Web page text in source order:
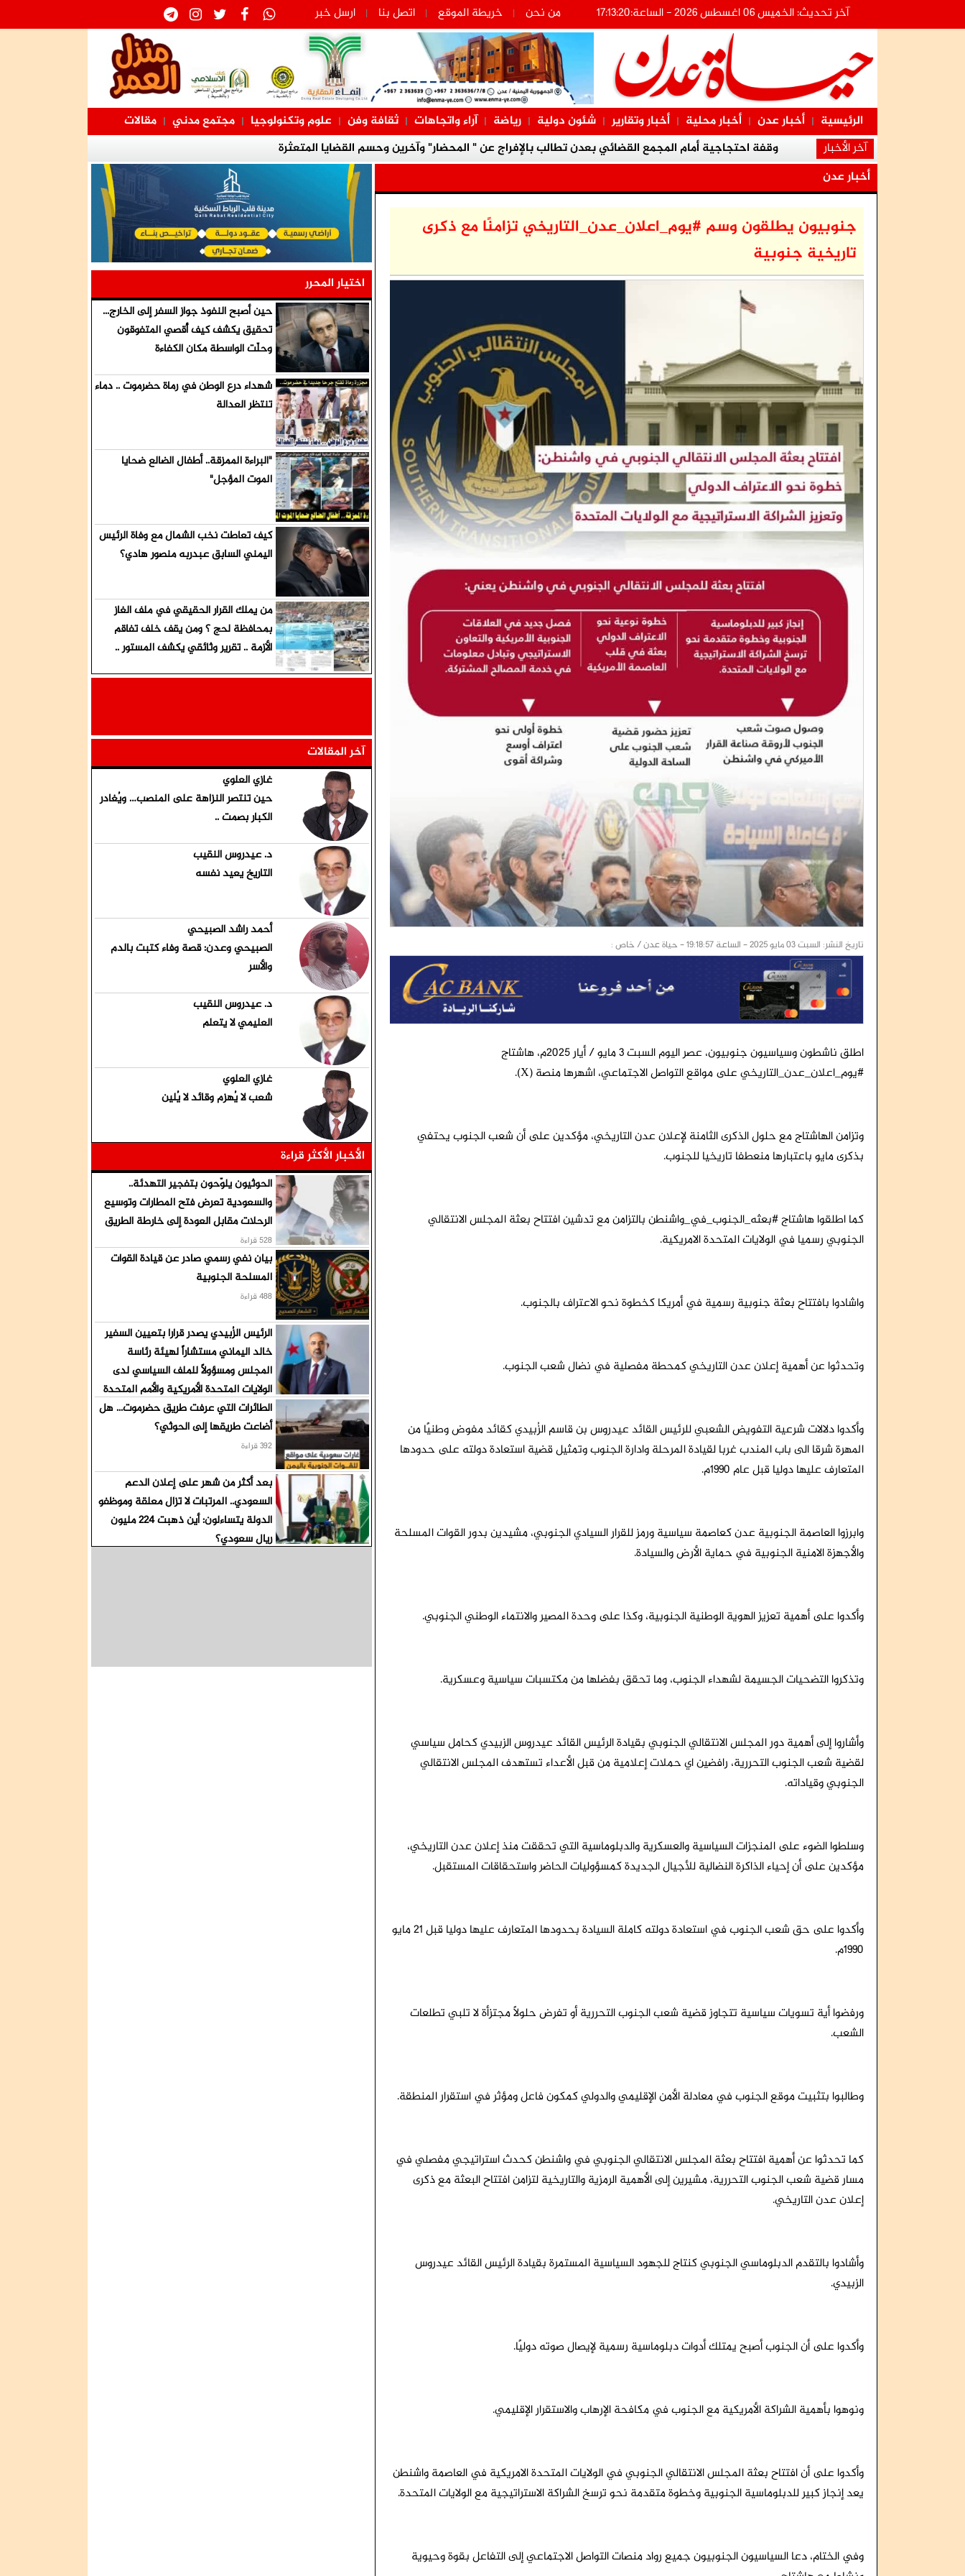
آخر تحديث: الخميس 06 اغسطس 2026 - الساعة:17:13:20 من نحن | خريطة الموقع | اتصل بنا | ارسل خبر
الرئيسية | أخبار عدن | أخبار محلية | أخبار وتقارير | شئون دولية | رياضة | آراء واتجاهات | ثقافة وفن | علوم وتكنولوجيا | مجتمع مدني | مقالات
آخر الأخبار
وقفة احتجاجية أمام المجمع القضائي بعدن تطالب بالإفراج عن " المحضار" وآخرين وحسم القضايا المتعثرة
فضيحة مدوية تهز قرارات العليمي.. ترقية قيادات شمالية متورطة في تسليم محافظات الشمال للحوثيين وتهميش قيادات
الجنوب.
اعتقال معين المقرحي يدخل شهره الثاني وسط إدانات ومطالبات قبلية ورسمية للإفراج عنه
الأمانة العامة للانتقالي تعقد اجتماعها الدوري وتقف أمام مستجدات المشهد السياسي والاقتصادي في الجنوب
شلل في مجلس القيادة اليمني.. أزمة التعديل الوزاري تكشف "صراع الصلاحيات"
الهيئة الاقتصادية والخدمية بالانتقالي : سلطات الوصاية تفرض حرب خدمات ممنهجة تستهدف إنهاك المواطن الجنوبي
ملف الإرهابي أمجد خالد.. خطر مباشر يهدد استقرار الجنوب وأمن شعبه
أخبار عدن
جنوبيون يطلقون وسم #يوم_اعلان_عدن_التاريخي تزامنًا مع ذكرى
تاريخية جنوبية
تاريخ النشر: السبت 03 مايو 2025 - الساعة 19:18:57 - حياة عدن / خاص :
اطلق ناشطون وسياسيون جنوبيون، عصر اليوم السبت 3 مايو / أيار 2025م، هاشتاج
#يوم_اعلان_عدن_التاريخي على مواقع التواصل الاجتماعي، اشهرها منصة (X).
وتزامن الهاشتاج مع حلول الذكرى الثامنة لإعلان عدن التاريخي، مؤكدين على أن شعب الجنوب يحتفي
بذكرى مايو باعتبارها منعطفا تاريخيا للجنوب.
كما اطلقوا هاشتاج #بعثه_الجنوب_في_واشنطن بالتزامن مع تدشين افتتاح بعثة المجلس الانتقالي
الجنوبي رسميا في الولايات المتحدة الامريكية.
واشادوا بافتتاح بعثة جنوبية رسمية في أمريكا كخطوة نحو الاعتراف بالجنوب.
وتحدثوا عن أهمية إعلان عدن التاريخي كمحطة مفصلية في نضال شعب الجنوب.
وأكدوا دلالات شرعية التفويض الشعبي للرئيس القائد عيدروس بن قاسم الزُبيدي كقائد مفوض وطنيًا من
المهرة شرقا الى باب المندب غربا لقيادة المرحلة وادارة الجنوب وتمثيل قضية استعادة دولته على حدودها
المتعارف عليها دوليا قبل عام 1990م.
وابرزوا العاصمة الجنوبية عدن كعاصمة سياسية ورمز للقرار السيادي الجنوبي، مشيدين بدور القوات المسلحة
والأجهزة الامنية الجنوبية في حماية الأرض والسيادة.
وأكدوا على أهمية تعزيز الهوية الوطنية الجنوبية، وكذا على وحدة المصير والانتماء الوطني الجنوبي.
وتذكروا التضحيات الجسيمة لشهداء الجنوب، وما تحقق بفضلها من مكتسبات سياسية وعسكرية.
وأشاروا إلى أهمية دور المجلس الانتقالي الجنوبي بقيادة الرئيس القائد عيدروس الزبيدي كحامل سياسي
لقضية شعب الجنوب التحررية، رافضين اي حملات إعلامية من قبل الأعداء تستهدف المجلس الانتقالي
الجنوبي وقياداته.
وسلطوا الضوء على المنجزات السياسية والعسكرية والدبلوماسية التي تحققت منذ إعلان عدن التاريخي،
مؤكدين على أن إحياء الذاكرة النضالية للأجيال الجديدة كمسؤوليات الحاضر واستحقاقات المستقبل.
وأكدوا على حق شعب الجنوب في استعادة دولته كاملة السيادة بحدودها المتعارف عليها دوليا قبل 21 مايو
1990م.
ورفضوا أية تسويات سياسية تتجاوز قضية شعب الجنوب التحررية أو تفرض حلولاً مجتزأة لا تلبي تطلعات
الشعب.
وطالبوا بتثبيت موقع الجنوب في معادلة الأمن الإقليمي والدولي كمكون فاعل ومؤثر في استقرار المنطقة.
كما تحدثوا عن أهمية افتتاح بعثة المجلس الانتقالي الجنوبي في واشنطن كحدث استراتيجي مفصلي في
مسار قضية شعب الجنوب التحررية، مشيرين إلى الأهمية الرمزية والتاريخية لتزامن افتتاح البعثة مع ذكرى
إعلان عدن التاريخي.
وأشادوا بالتقدم الدبلوماسي الجنوبي كنتاج للجهود السياسية المستمرة بقيادة الرئيس القائد عيدروس
الزبيدي.
وأكدوا على أن الجنوب أصبح يمتلك أدوات دبلوماسية رسمية لإيصال صوته دوليًا.
ونوهوا بأهمية الشراكة الأمريكية مع الجنوب في مكافحة الإرهاب والاستقرار الإقليمي.
وأكدوا على أن افتتاح بعثة المجلس الانتقالي الجنوبي في الولايات المتحدة الامريكية في العاصمة واشنطن
يعد إنجاز كبير للدبلوماسية الجنوبية وخطوة متقدمة نحو ترسخ الشراكة الاستراتيجية مع الولايات المتحدة.
وفي الختام، دعا السياسيون الجنوبيون جميع رواد منصات التواصل الاجتماعي إلى التفاعل بقوة وحيوية
الصحافة الآن
اختيار المحرر
حين أصبح النفوذ جواز السفر إلى الخارج...
تحقيق يكشف كيف أُقصي المتفوقون
وحلّت الواسطة مكان الكفاءة
شهداء درع الوطن في رماة حضرموت .. دماء
تنتظر العدالة
"البراءة الممزقة.. أطفال الضالع ضحايا
الموت المؤجل"
كيف تعاطت نخب الشمال مع وفاة الرئيس
اليمني السابق عبدربه منصور هادي؟
من يملك القرار الحقيقي في ملف الغاز
بمحافظة لحج ؟ ومن يقف خلف تفاقم
الأزمة .. تقرير وثائقي يكشف المستور ..
آخر المقالات
غازي العلوي
حين تنتصر النزاهة على المنصب… ويُغادر
الكبار بصمت ..
د. عيدروس النقيب
التاريخ يعيد نفسه
أحمد راشد الصبيحي
الصبيحي وعدن: قصة وفاء كتبت بالدم
والأسر
د. عيدروس النقيب
العليمي لا يتعلم
غازي العلوي
شعب لا يُهزم وقائد لا يُلين
الأخبار الأكثر قراءة
الحوثيون يلوّحون بتفجير التهدئة..
والسعودية تعرض فتح المطارات وتوسيع
الرحلات مقابل العودة إلى خارطة الطريق
528 قراءة
بيان نفي رسمي صادر عن قيادة القوات
المسلحة الجنوبية
488 قراءة
الرئيس الزُبيدي يصدر قرارا بتعيين السفير
خالد اليماني مستشاراً لهيئة رئاسة
المجلس ومسؤولاً للملف السياسي لدى
الولايات المتحدة الأمريكية والأمم المتحدة
411 قراءة
الطائرات التي عرفت طريق حضرموت... هل
أضاعت طريقها إلى الحوثي؟
392 قراءة
بعد أكثر من شهر على إعلان الدعم
السعودي.. المرتبات لا تزال معلقة وموظفو
الدولة يتساءلون: أين ذهبت 224 مليون
ريال سعودي؟